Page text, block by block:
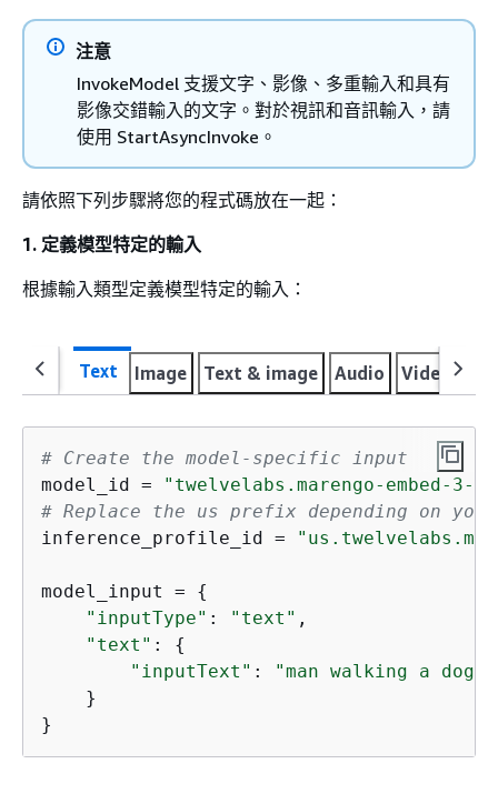
注意
InvokeModel 支援文字、影像、多重輸入和具有
影像交錯輸入的文字。對於視訊和音訊輸入，請
使用 StartAsyncInvoke。
請依照下列步驟將您的程式碼放在一起：
1. 定義模型特定的輸入
根據輸入類型定義模型特定的輸入：
Text Image Text & image Audio Video
# Create the model-specific input
model_id =
"twelvelabs.marengo-embed-3-
# Replace the us prefix depending on
inference_profile_id =
model_input = {
"inputType" : "text" ,
"text" : {
"inputText" :
"man walking a dog"
    }
}